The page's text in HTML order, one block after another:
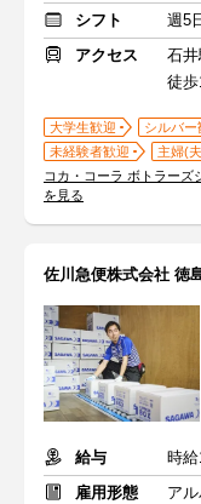
シフト
週5
アクセス
石井
徒
大学生歓迎 シルバー
未経験者歓迎
主婦(
コカ・コーラ ボトラーズ
を見る
佐川急便株式会社 徳
給与
時
雇用形態
ア